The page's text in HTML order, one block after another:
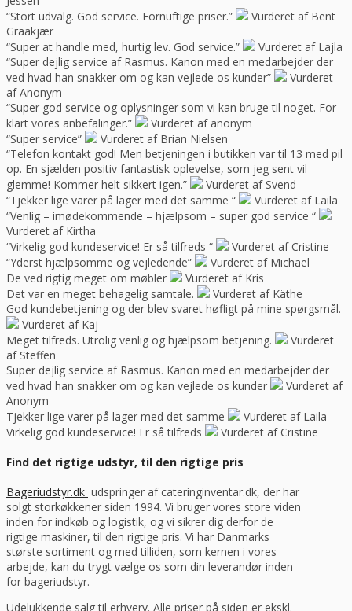
“Stort udvalg. God service. Fornuftige priser.”
Vurderet af Bent
Graakjær
“Super at handle med, hurtig lev. God service.”
Vurderet af Lajla
“Super dejlig service af Rasmus. Kanon med en medarbejder der
ved hvad han snakker om og kan vejlede os kunder”
Vurderet
af Anonym
“Super god service og oplysninger som vi kan bruge til noget. For
klart vores anbefalinger.”
Vurderet af anonym
“Super service”
Vurderet af Brian Nielsen
“Telefon kontakt god! Men betjeningen i butikken var til 13 med pil
op. En sjælden positiv fantastisk oplevelse, som jeg sent vil
glemme! Kommer helt sikkert igen.”
Vurderet af Svend
“Tjekker lige varer på lager med det samme “
Vurderet af Laila
“Venlig – imødekommende – hjælpsom – super god service “
Vurderet af Kirtha
“Virkelig god kundeservice! Er så tilfreds “
Vurderet af Cristine
“Yderst hjælpsomme og vejledende”
Vurderet af Michael
De ved rigtig meget om møbler
Vurderet af Kris
Det var en meget behagelig samtale.
Vurderet af Käthe
God kundebetjening og der blev svaret høfligt på mine spørgsmål.
Vurderet af Kaj
Meget tilfreds. Utrolig venlig og hjælpsom betjening.
Vurderet
af Steffen
Super dejlig service af Rasmus. Kanon med en medarbejder der
ved hvad han snakker om og kan vejlede os kunder
Vurderet af
Anonym
Tjekker lige varer på lager med det samme
Vurderet af Laila
Virkelig god kundeservice! Er så tilfreds
Vurderet af Cristine
Find det rigtige udstyr, til den rigtige pris
Bageriudstyr.dk udspringer af cateringinventar.dk, der har
solgt storkøkkener siden 1994. Vi bruger vores store viden
inden for indkøb og logistik, og vi sikrer dig derfor de
rigtige maskiner, til den rigtige pris. Vi har Danmarks
største sortiment og med tilliden, som kernen i vores
arbejde, kan du trygt vælge os som din leverandør inden
for bageriudstyr.
Udelukkende salg til erhverv. Alle priser på siden er ekskl.